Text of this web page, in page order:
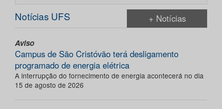
Notícias UFS + Notícias
Aviso
Campus de São Cristóvão terá desligamento
programado de energia elétrica
A interrupção do fornecimento de energia acontecerá no dia
15 de agosto de 2026